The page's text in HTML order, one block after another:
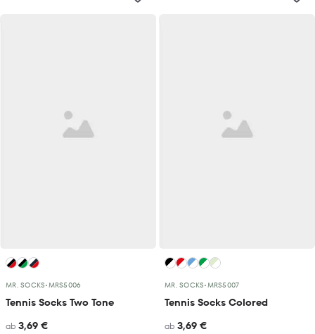
MR. SOCKS•MRS5006
Tennis Socks Two Tone
ab 3,69 €
MR. SOCKS•MRS5007
Tennis Socks Colored
ab 3,69 €